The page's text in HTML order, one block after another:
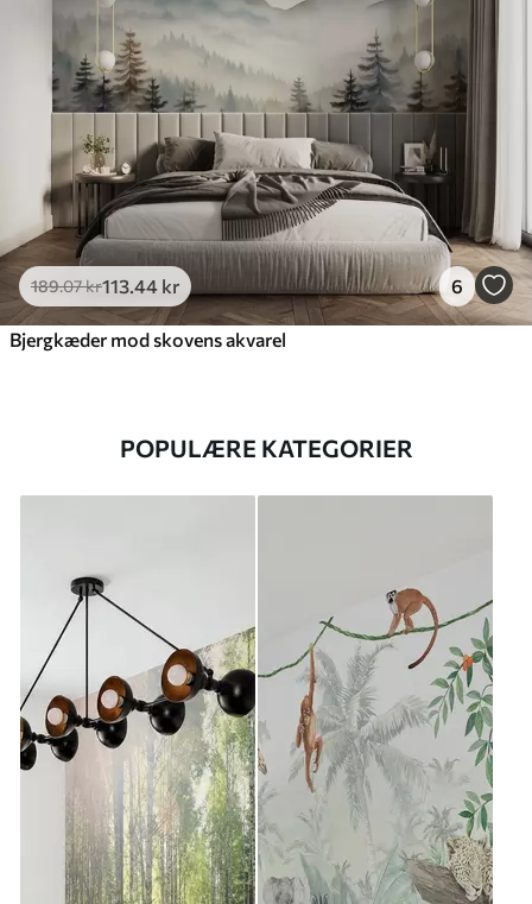
189.07kr113.44 kr 6
Bjergkæder mod skovens akvarel
POPULÆRE KATEGORIER